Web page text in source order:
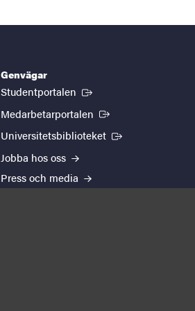
Genvägar
Studentportalen (Extern länk)
Medarbetarportalen (Extern länk)
Universitetsbiblioteket (Extern länk)
Jobba hos oss
Press och media